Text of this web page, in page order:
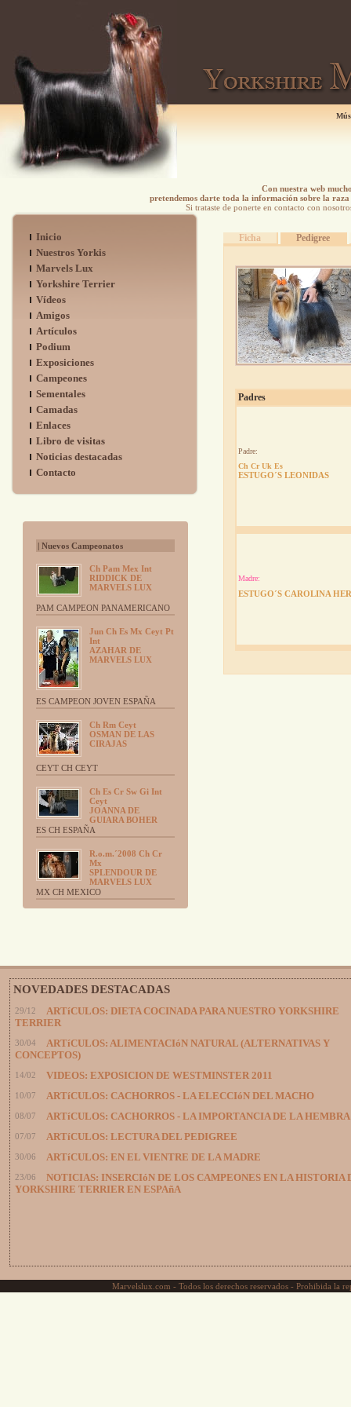
Con nuestra web
pretendemos darte toda la información sobre la
Si trataste de ponerte en contacto con
Inicio
Nuestros Yorkis
Marvels Lux
Yorkshire Terrier
Vídeos
Amigos
Artículos
Podium
Exposiciones
Campeones
Sementales
Camadas
Enlaces
Libro de visitas
Noticias destacadas
Contacto
| Nuevos Campeonatos
Ch Pam Mex Int
RIDDICK DE
MARVELS LUX
PAM CAMPEON PANAMERICANO
Jun Ch Es Mx Ceyt Pt
Int
AZAHAR DE
MARVELS LUX
ES CAMPEON JOVEN ESPAÑA
Ch Rm Ceyt
OSMAN DE LAS
CIRAJAS
CEYT CH CEYT
Ch Es Cr Sw Gi Int
Ceyt
JOANNA DE
GUIARA BOHER
ES CH ESPAÑA
R.o.m.´2008 Ch Cr
Mx
SPLENDOUR DE
MARVELS LUX
MX CH MEXICO
Ficha Pedigree
Padres
Padre:
Ch Cr Uk Es
ESTUGO´S LEONIDAS
Madre:
ESTUGO´S CAROLINA
NOVEDADES DESTACADAS
29/12
ARTíCULOS: DIETA COCINADA PARA NUESTRO YORKSHIRE
TERRIER
30/04
ARTíCULOS: ALIMENTACIóN NATURAL (ALTERNATIVAS Y
CONCEPTOS)
14/02 VIDEOS: EXPOSICION DE WESTMINSTER 2011
10/07 ARTíCULOS: CACHORROS - LA ELECCIóN DEL MACHO
08/07 ARTíCULOS: CACHORROS - LA IMPORTANCIA DE LA HEMBRA
07/07 ARTíCULOS: LECTURA DEL PEDIGREE
30/06 ARTíCULOS: EN EL VIENTRE DE LA MADRE
23/06
NOTICIAS: INSERCIóN DE LOS CAMPEONES EN LA HISTORIA
YORKSHIRE TERRIER EN ESPAñA
Marvelslux.com - Todos los derechos reservados - Prohibida la